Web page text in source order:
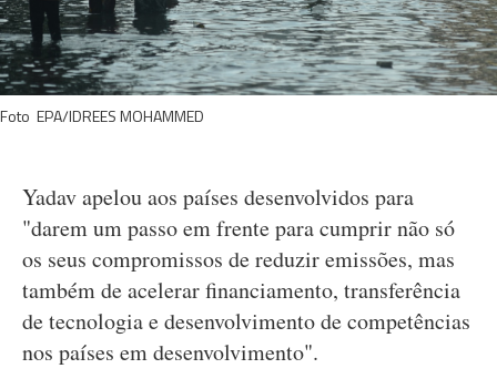
Foto EPA/IDREES MOHAMMED
Yadav apelou aos países desenvolvidos para
"darem um passo em frente para cumprir não só
os seus compromissos de reduzir emissões, mas
também de acelerar financiamento, transferência
de tecnologia e desenvolvimento de competências
nos países em desenvolvimento".